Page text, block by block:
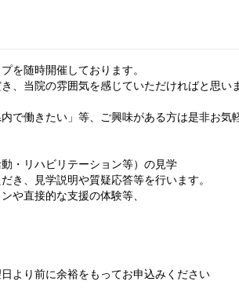
を随時開催しております。
、当院の雰囲気を感じていただければと思い
で働きたい」等、ご興味がある方は是非お気
・リハビリテーション等）の見学
き、見学説明や質疑応答等を行います。
や直接的な支援の体験等、
より前に余裕をもってお申込みください